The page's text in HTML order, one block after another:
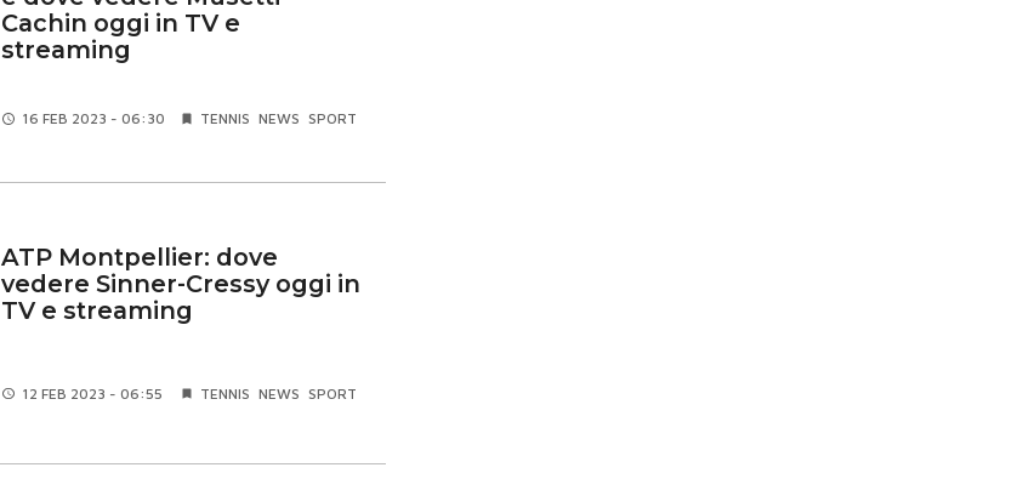
Cachin oggi in TV e
streaming
16 FEB 2023 - 06:30 TENNIS NEWS SPORT
ATP Montpellier: dove
vedere Sinner-Cressy oggi in
TV e streaming
12 FEB 2023 - 06:55 TENNIS NEWS SPORT